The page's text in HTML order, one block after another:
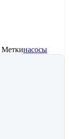
Меткинасосы